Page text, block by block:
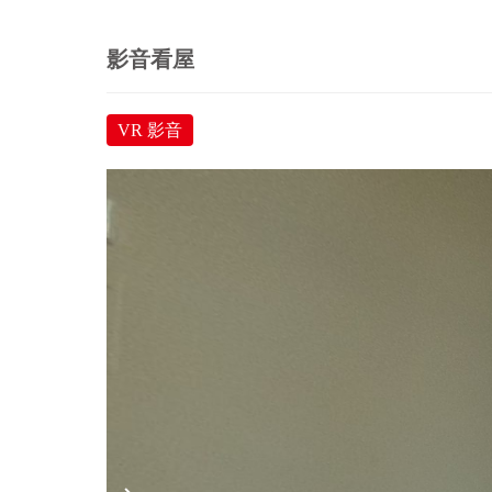
影音看屋
VR 影音